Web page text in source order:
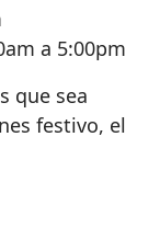
a 5:00pm
que sea
festivo, el